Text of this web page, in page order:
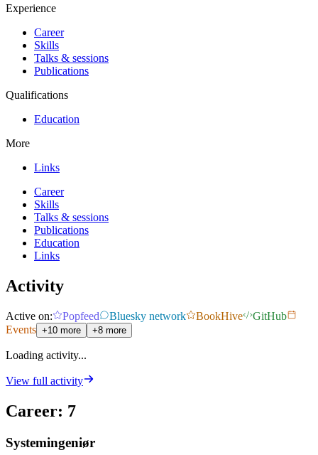
Experience
Career
Skills
Talks & sessions
Publications
Qualifications
Education
More
Links
Career
Skills
Talks & sessions
Publications
Education
Links
Activity
Active on: Popfeed Bluesky network BookHive
GitHub
Events +10 more +8 more
Loading activity...
View full activity
Career: 7
Systemingeniør